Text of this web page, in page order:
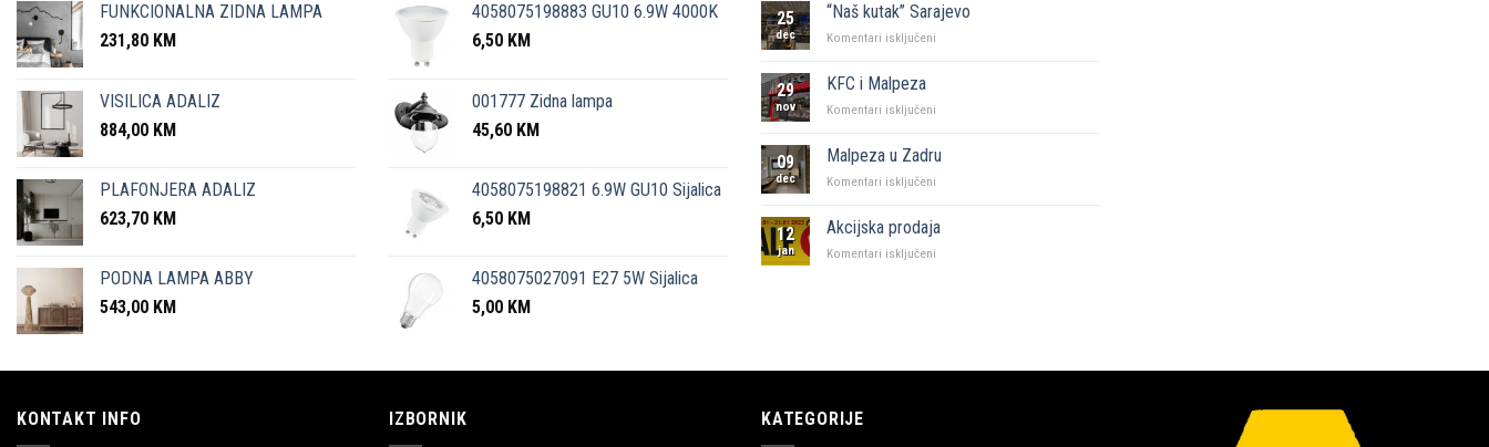
FUNKCIONALNA ZIDNA LAMPA
231,80 KM
VISILICA ADALIZ
884,00 KM
PLAFONJERA ADALIZ
623,70 KM
PODNA LAMPA ABBY
543,00 KM
4058075198883 GU10 6.9W 4000K
6,50 KM
001777 Zidna lampa
45,60 KM
4058075198821 6.9W GU10 Sijalica
6,50 KM
4058075027091 E27 5W Sijalica
5,00 KM
25
dec
“Naš kutak” Sarajevo
Komentari isključeni
29
nov
KFC i Malpeza
Komentari isključeni
Malpeza
09
dec
Malpeza u Zadru
Komentari isključeni
Zadru
12
jan
Akcijska prodaja
Komentari isključeni
KONTAKT INFO IZBORNIK KATEGORIJE